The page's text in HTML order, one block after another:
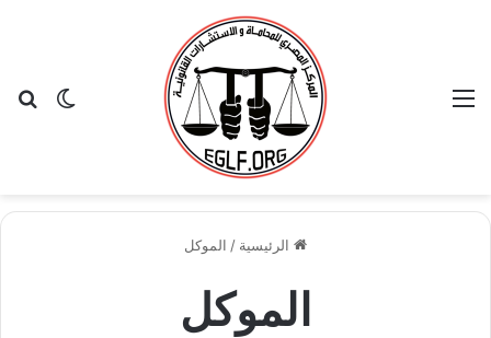
الوضع القائمة
الرئيسية / الموكل
الموكل